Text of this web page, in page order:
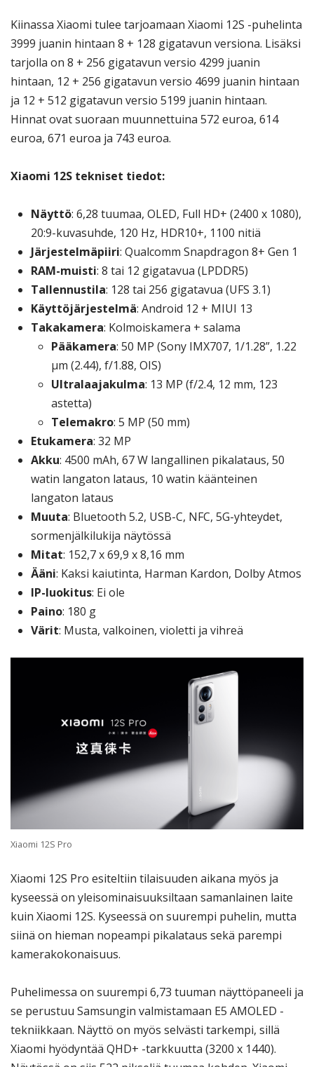
Kiinassa Xiaomi tulee tarjoamaan Xiaomi 12S -puhelinta
3999 juanin hintaan 8 + 128 gigatavun versiona. Lisäksi
tarjolla on 8 + 256 gigatavun versio 4299 juanin
hintaan, 12 + 256 gigatavun versio 4699 juanin hintaan
ja 12 + 512 gigatavun versio 5199 juanin hintaan.
Hinnat ovat suoraan muunnettuina 572 euroa, 614
euroa, 671 euroa ja 743 euroa.
Xiaomi 12S tekniset tiedot:
Näyttö: 6,28 tuumaa, OLED, Full HD+ (2400 x 1080),
20:9-kuvasuhde, 120 Hz, HDR10+, 1100 nitiä
Järjestelmäpiiri: Qualcomm Snapdragon 8+ Gen 1
RAM-muisti: 8 tai 12 gigatavua (LPDDR5)
Tallennustila: 128 tai 256 gigatavua (UFS 3.1)
Käyttöjärjestelmä: Android 12 + MIUI 13
Takakamera: Kolmoiskamera + salama
Pääkamera: 50 MP (Sony IMX707, 1/1.28”, 1.22
μm (2.44), f/1.88, OIS)
Ultralaajakulma: 13 MP (f/2.4, 12 mm, 123
astetta)
Telemakro: 5 MP (50 mm)
Etukamera: 32 MP
Akku: 4500 mAh, 67 W langallinen pikalataus, 50
watin langaton lataus, 10 watin käänteinen
langaton lataus
Muuta: Bluetooth 5.2, USB-C, NFC, 5G-yhteydet,
sormenjälkilukija näytössä
Mitat: 152,7 x 69,9 x 8,16 mm
Ääni: Kaksi kaiutinta, Harman Kardon, Dolby Atmos
IP-luokitus: Ei ole
Paino: 180 g
Värit: Musta, valkoinen, violetti ja vihreä
Xiaomi 12S Pro
Xiaomi 12S Pro esiteltiin tilaisuuden aikana myös ja
kyseessä on yleisominaisuuksiltaan samanlainen laite
kuin Xiaomi 12S. Kyseessä on suurempi puhelin, mutta
siinä on hieman nopeampi pikalataus sekä parempi
kamerakokonaisuus.
Puhelimessa on suurempi 6,73 tuuman näyttöpaneeli ja
se perustuu Samsungin valmistamaan E5 AMOLED -
tekniikkaan. Näyttö on myös selvästi tarkempi, sillä
Xiaomi hyödyntää QHD+ -tarkkuutta (3200 x 1440).